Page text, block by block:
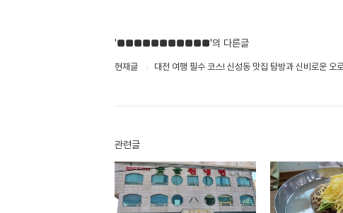
'■■■■■■■■■■■'의 다른글
현재글 대전 여행 필수 코스! 신성동 맛집 탐방과 신비로운 오
관련글